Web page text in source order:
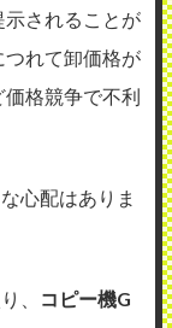
されることが
れて卸価格が
格競争で不利
心配はありま
、
コピー機G